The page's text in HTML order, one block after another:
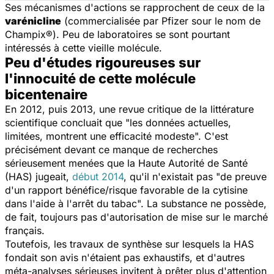
Ses mécanismes d'actions se rapprochent de ceux de la
varénicline (commercialisée par Pfizer sour le nom de
Champix®). Peu de laboratoires se sont pourtant
intéressés à cette vieille molécule.
Peu d'études rigoureuses sur
l'innocuité de cette molécule
bicentenaire
En 2012, puis 2013, une revue critique de la littérature
scientifique concluait que "les données actuelles,
limitées, montrent une efficacité modeste". C'est
précisément devant ce manque de recherches
sérieusement menées que la Haute Autorité de Santé
(HAS) jugeait, début 2014, qu'il n'existait pas "de preuve
d'un rapport bénéfice/risque favorable de la cytisine
dans l'aide à l'arrêt du tabac". La substance ne possède,
de fait, toujours pas d'autorisation de mise sur le marché
français.
Toutefois, les travaux de synthèse sur lesquels la HAS
fondait son avis n'étaient pas exhaustifs, et d'autres
méta-analyses sérieuses invitent à prêter plus d'attention